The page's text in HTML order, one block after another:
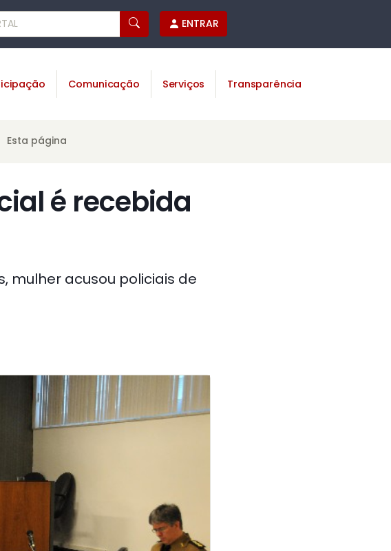
ENTRAR
Comunicação Serviços Transparência
Esta página
é recebida
mulher acusou policiais de